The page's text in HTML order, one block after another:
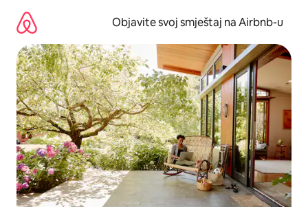
sadržaj
Objavite svoj smještaj na Airbnb-u